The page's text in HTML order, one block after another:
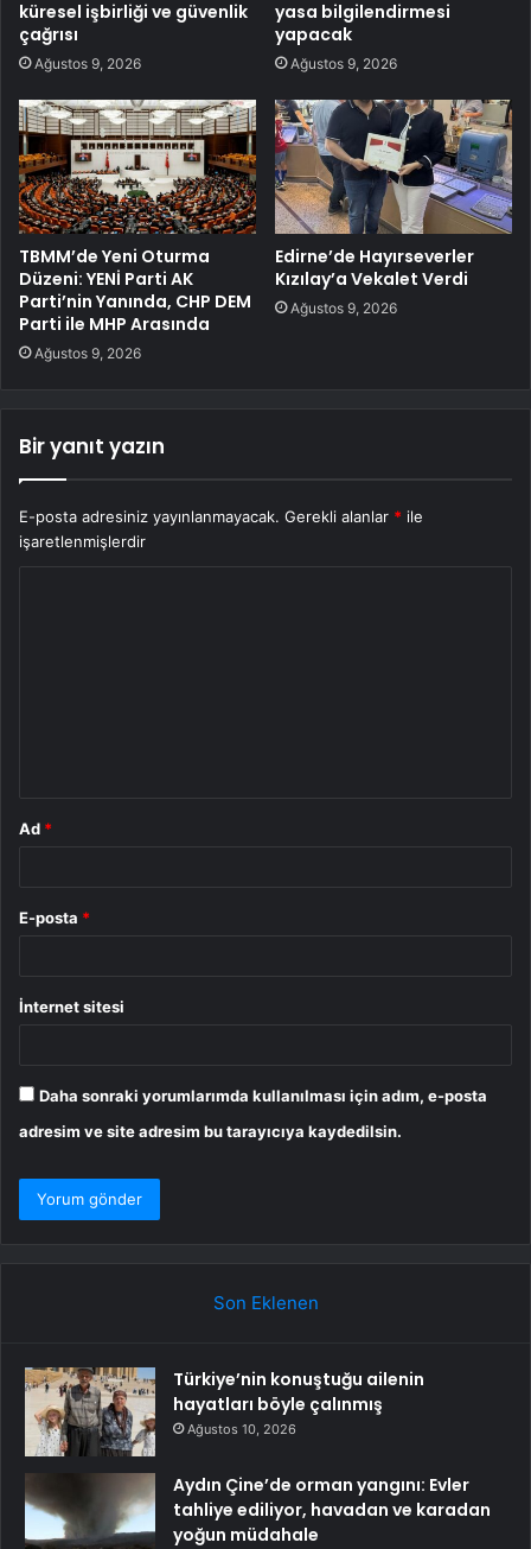
küresel işbirliği ve güvenlik
çağrısı
Ağustos 9, 2026
yasa bilgilendirmesi
yapacak
Ağustos 9, 2026
TBMM’de Yeni Oturma
Düzeni: YENİ Parti AK
Parti’nin Yanında, CHP DEM
Parti ile MHP Arasında
Ağustos 9, 2026
Edirne’de Hayırseverler
Kızılay’a Vekalet Verdi
Ağustos 9, 2026
Bir yanıt yazın
E-posta adresiniz yayınlanmayacak. Gerekli alanlar * ile
işaretlenmişlerdir
Ad *
E-posta *
İnternet sitesi
Daha sonraki yorumlarımda kullanılması için adım, e-posta
adresim ve site adresim bu tarayıcıya kaydedilsin.
Son Eklenen
Türkiye’nin konuştuğu ailenin
hayatları böyle çalınmış
Ağustos 10, 2026
Aydın Çine’de orman yangını: Evler
tahliye ediliyor, havadan ve karadan
yoğun müdahale